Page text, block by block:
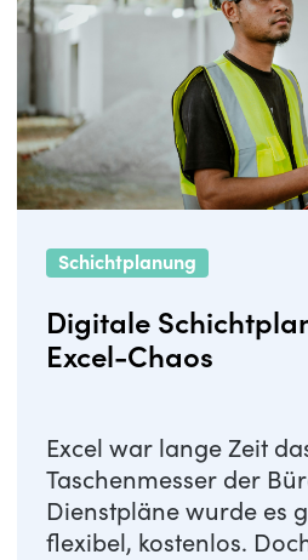
Schichtplanung
Digitale
Excel-Chaos
Excel war lange Zeit
Taschenmesser der
Dienstpläne wurde es
flexibel, kostenlos.